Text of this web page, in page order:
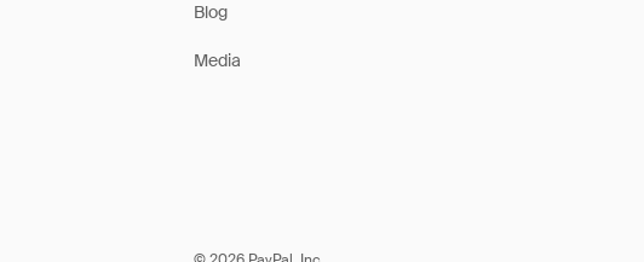
Blog
Media